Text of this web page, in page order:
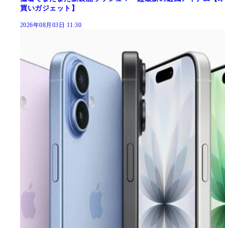
買いガジェット】
2026年08月03日 11:30